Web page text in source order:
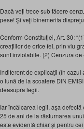
Dacă veţi trece sub tăcere
pese! Şi veţi binemerita
Conform Constituţiei, Art. 30:
creaţiilor de orice fel, prin viu
sunt inviolabile. (2) Cenzura de
Indiferent de explicaţii (în
o lună de la scoatere DIN
deasupra legii.
Iar încălcarea legii, aşa
25 de ani de la răsturnarea
este evidentă chiar şi pentru